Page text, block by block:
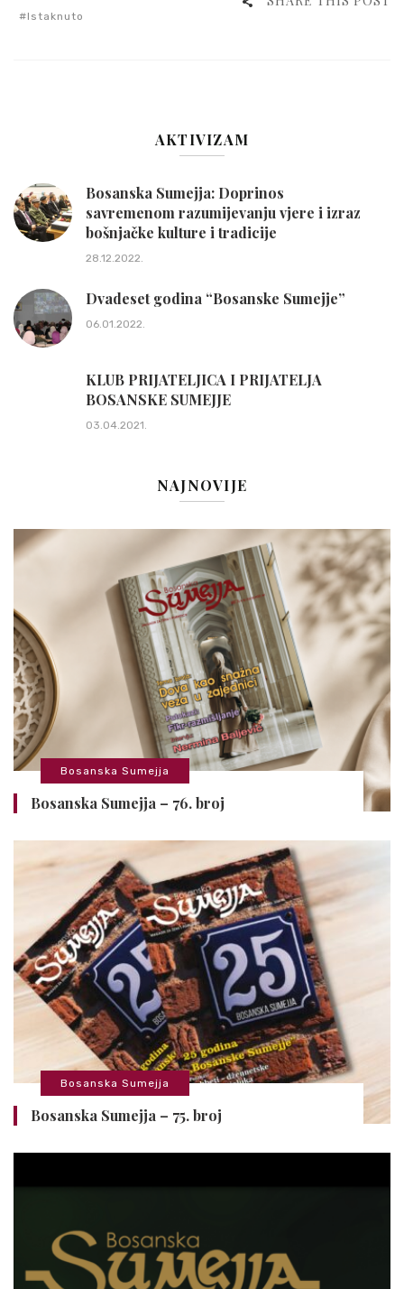
Istaknuto
AKTIVIZAM
Bosanska Sumejja: Doprinos
savremenom razumijevanju vjere i izraz
bošnjačke kulture i tradicije
28.12.2022.
Dvadeset godina “Bosanske Sumejje”
06.01.2022.
KLUB PRIJATELJICA I PRIJATELJA
BOSANSKE SUMEJJE
03.04.2021.
NAJNOVIJE
Bosanska Sumejja
Bosanska Sumejja – 76. broj
Bosanska Sumejja
Bosanska Sumejja – 75. broj